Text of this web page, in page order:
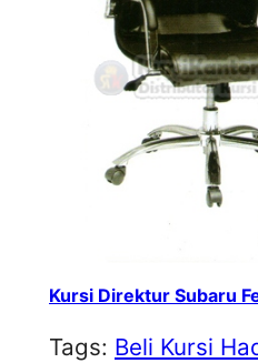
Kursi Direktur Subaru
Tags: Beli Kursi